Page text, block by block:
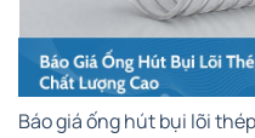
Báo giá ống hút bụi lõi